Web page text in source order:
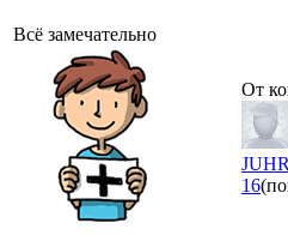
Всё замечательно
От
16